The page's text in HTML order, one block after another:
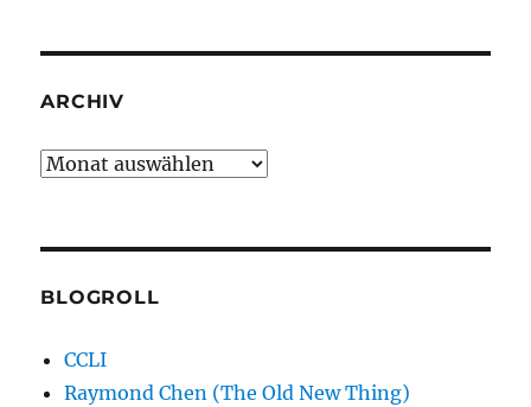
ARCHIV
Archiv
BLOGROLL
CCLI
Raymond Chen (The Old New Thing)